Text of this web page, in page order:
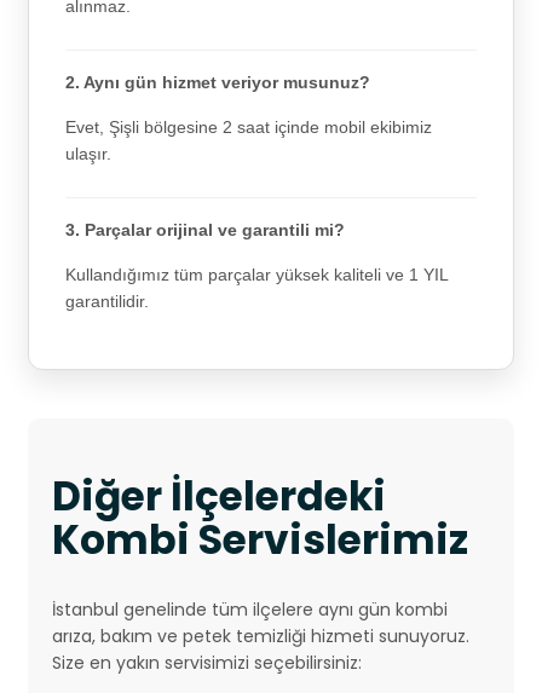
alınmaz.
2. Aynı gün hizmet veriyor musunuz?
Evet, Şişli bölgesine 2 saat içinde mobil ekibimiz
ulaşır.
3. Parçalar orijinal ve garantili mi?
Kullandığımız tüm parçalar yüksek kaliteli ve 1 YIL
garantilidir.
Diğer İlçelerdeki
Kombi Servislerimiz
İstanbul genelinde tüm ilçelere aynı gün kombi
arıza, bakım ve petek temizliği hizmeti sunuyoruz.
Size en yakın servisimizi seçebilirsiniz: